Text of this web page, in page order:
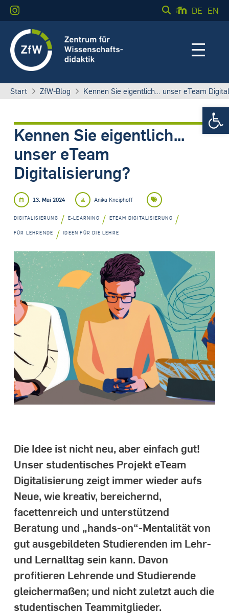
DE EN
Start ZfW-Blog Kennen Sie eigentlich… unser eTeam
Kennen Sie eigentlich…
unser eTeam
Digitalisierung?
13. Mai 2024 Anika Kneiphoff
DIGITALISIERUNG / E-LEARNING / ETEAM DIGITALISIERUNG /
FÜR LEHRENDE / IDEEN FÜR DIE LEHRE
Die Idee ist nicht neu, aber einfach gut!
Unser studentisches Projekt eTeam
Digitalisierung zeigt immer wieder aufs
Neue, wie kreativ, bereichernd,
facettenreich und unterstützend
Beratung und „hands-on“-Mentalität von
gut ausgebildeten Studierenden im Lehr-
und Lernalltag sein kann. Davon
profitieren Lehrende und Studierende
gleichermaßen; und nicht zuletzt auch die
studentischen Teammitglieder.